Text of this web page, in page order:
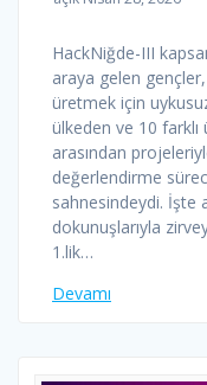
HackNiğde-III
araya gelen
üretmek için
ülkeden ve 10
arasından
değerlendirme
sahnesindeydi.
dokunuşlarıyla
1.lik…
Devamı